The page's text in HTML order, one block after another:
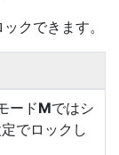
クできます。
ードMではシ
でロックし